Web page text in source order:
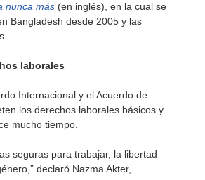
nunca más (en inglés), en la cual se
Bangladesh desde 2005 y las
laborales
Internacional y el Acuerdo de
los derechos laborales básicos y
mucho tiempo.
seguras para trabajar, la libertad
declaró Nazma Akter,